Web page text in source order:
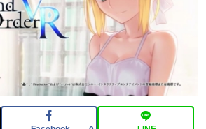
出が霊長譲ることに繋がるのが納得
クスってFGO以外で稼げるスマホゲ
け？
た星1バッファー。アマデウス強化